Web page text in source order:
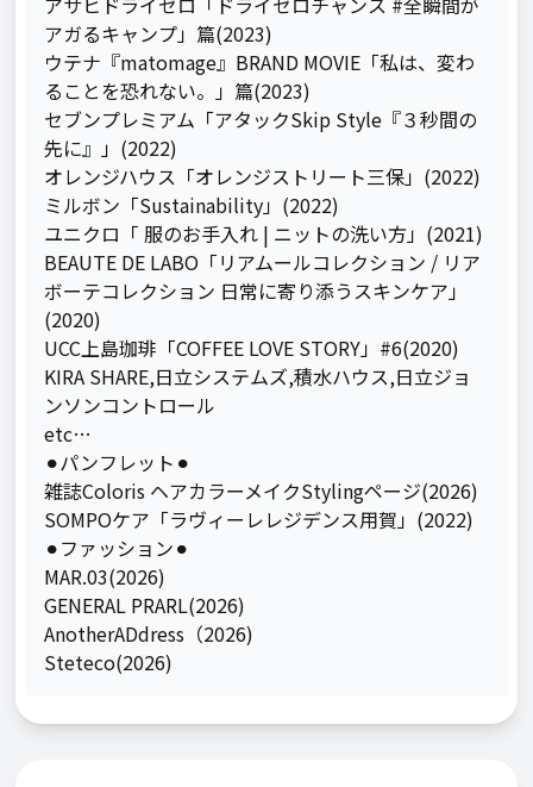
アガるキャンプ」篇(2023)
ウテナ『matomage』BRAND MOVIE「私は、変わ
ることを恐れない。」篇(2023)
セブンプレミアム「アタックSkip Style『３秒間の
先に』」(2022)
オレンジハウス「オレンジストリート三保」(2022)
ミルボン「Sustainability」(2022)
ユニクロ「 服のお手入れ | ニットの洗い方」(2021)
BEAUTE DE LABO「リアムールコレクション / リア
ボーテコレクション 日常に寄り添うスキンケア」
(2020)
UCC上島珈琲「COFFEE LOVE STORY」#6(2020)
KIRA SHARE,日立システムズ,積水ハウス,日立ジョ
ンソンコントロール
etc…
⚫︎パンフレット⚫︎
雑誌Coloris ヘアカラーメイクStylingページ(2026)
SOMPOケア「ラヴィーレレジデンス用賀」(2022)
⚫︎ファッション⚫︎
MAR.03(2026)
GENERAL PRARL(2026)
AnotherADdress（2026)
Steteco(2026)